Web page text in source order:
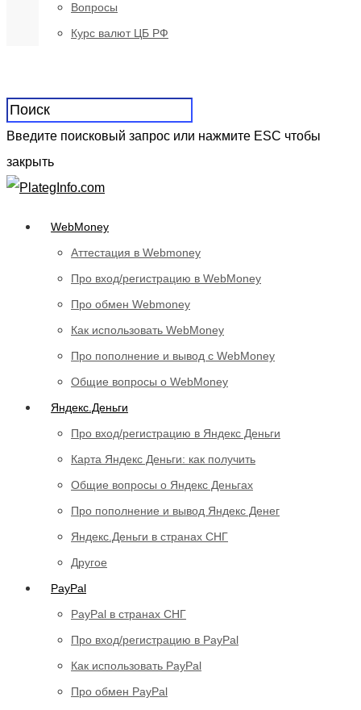
Вопросы
Курс валют ЦБ РФ
Введите поисковый запрос или нажмите ESC чтобы
закрыть
WebMoney
Аттестация в Webmoney
Про вход/регистрацию в WebMoney
Про обмен Webmoney
Как использовать WebMoney
Про пополнение и вывод с WebMoney
Общие вопросы о WebMoney
Яндекс.Деньги
Про вход/регистрацию в Яндекс Деньги
Карта Яндекс Деньги: как получить
Общие вопросы о Яндекс Деньгах
Про пополнение и вывод Яндекс Денег
Яндекс.Деньги в странах СНГ
Другое
PayPal
PayPal в странах СНГ
Про вход/регистрацию в PayPal
Как использовать PayPal
Про обмен PayPal